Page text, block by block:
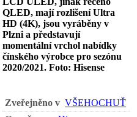
QLED, mají rozlišení Ultra
HD (4K), jsou vyráběny v
Plzni a představují
momentální vrchol nabídky
čínského výrobce pro sezónu
2020/2021. Foto: Hisense
Zveřejněno v VŠEHOCHUŤ